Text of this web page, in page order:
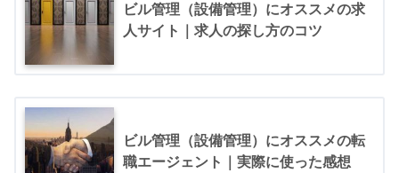
ビル管理（設備管理）にオススメの求
人サイト｜求人の探し方のコツ
ビル管理（設備管理）にオススメの転
職エージェント｜実際に使った感想